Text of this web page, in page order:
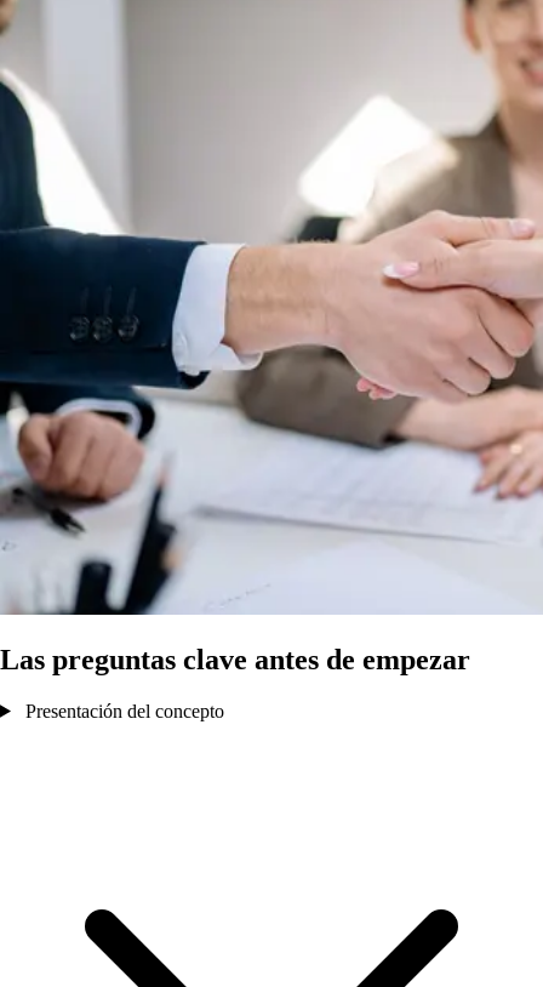
Las preguntas clave antes de empezar
Presentación del concepto